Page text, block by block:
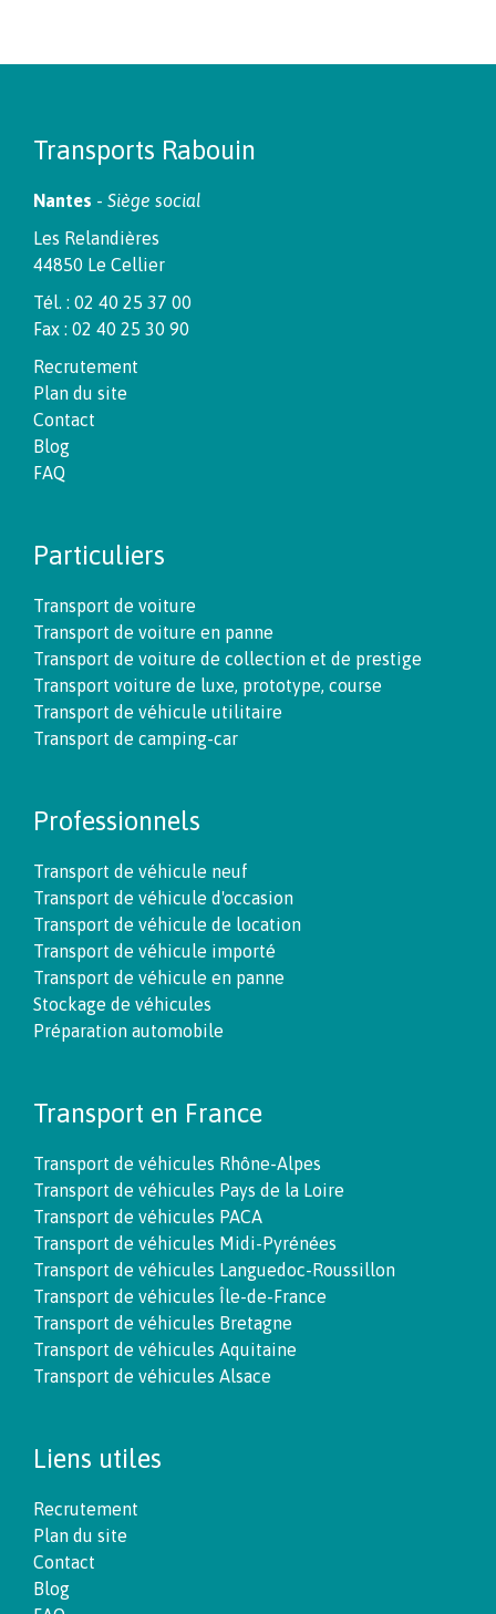
Transports Rabouin
Nantes - Siège social
Les Relandières
44850 Le Cellier
Tél. : 02 40 25 37 00
Fax : 02 40 25 30 90
Recrutement
Plan du site
Contact
Blog
FAQ
Particuliers
Transport de voiture
Transport de voiture en panne
Transport de voiture de collection et de prestige
Transport voiture de luxe, prototype, course
Transport de véhicule utilitaire
Transport de camping-car
Professionnels
Transport de véhicule neuf
Transport de véhicule d'occasion
Transport de véhicule de location
Transport de véhicule importé
Transport de véhicule en panne
Stockage de véhicules
Préparation automobile
Transport en France
Transport de véhicules Rhône-Alpes
Transport de véhicules Pays de la Loire
Transport de véhicules PACA
Transport de véhicules Midi-Pyrénées
Transport de véhicules Languedoc-Roussillon
Transport de véhicules Île-de-France
Transport de véhicules Bretagne
Transport de véhicules Aquitaine
Transport de véhicules Alsace
Liens utiles
Recrutement
Plan du site
Contact
Blog